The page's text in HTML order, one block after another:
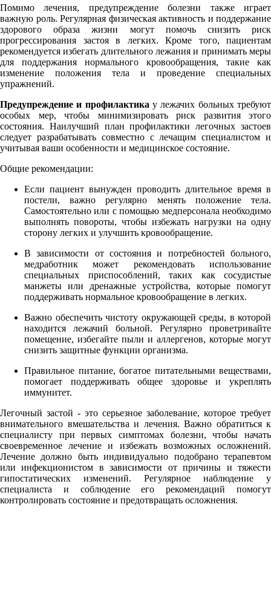
Помимо лечения, предупреждение болезни также играет
важную роль. Регулярная физическая активность и поддержание
здорового образа жизни могут помочь снизить риск
прогрессирования застоя в легких. Кроме того, пациентам
рекомендуется избегать длительного лежания и принимать меры
для поддержания нормального кровообращения, такие как
изменение положения тела и проведение специальных
упражнений.
Предупреждение и профилактика у лежачих больных требуют
особых мер, чтобы минимизировать риск развития этого
состояния. Наилучший план профилактики легочных застоев
следует разрабатывать совместно с лечащим специалистом и
учитывая ваши особенности и медицинское состояние.
Общие рекомендации:
Если пациент вынужден проводить длительное время в
постели, важно регулярно менять положение тела.
Самостоятельно или с помощью медперсонала необходимо
выполнять повороты, чтобы избежать нагрузки на одну
сторону легких и улучшить кровообращение.
В зависимости от состояния и потребностей больного,
медработник может рекомендовать использование
специальных приспособлений, таких как сосудистые
манжеты или дренажные устройства, которые помогут
поддерживать нормальное кровообращение в легких.
Важно обеспечить чистоту окружающей среды, в которой
находится лежачий больной. Регулярно проветривайте
помещение, избегайте пыли и аллергенов, которые могут
снизить защитные функции организма.
Правильное питание, богатое питательными веществами,
помогает поддерживать общее здоровье и укреплять
иммунитет.
Легочный застой - это серьезное заболевание, которое требует
внимательного вмешательства и лечения. Важно обратиться к
специалисту при первых симптомах болезни, чтобы начать
своевременное лечение и избежать возможных осложнений.
Лечение должно быть индивидуально подобрано терапевтом
или инфекционистом в зависимости от причины и тяжести
гипостатических изменений. Регулярное наблюдение у
специалиста и соблюдение его рекомендаций помогут
контролировать состояние и предотвращать осложнения.